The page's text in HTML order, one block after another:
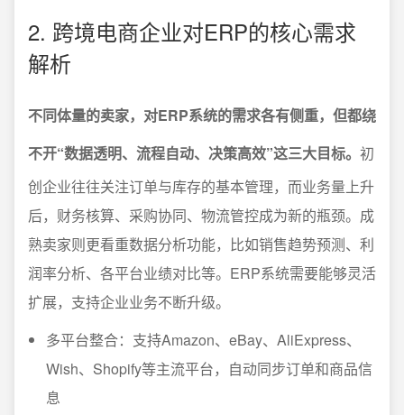
2. 跨境电商企业对ERP的核心需求
解析
不同体量的卖家，对ERP系统的需求各有侧重，但都绕
不开“数据透明、流程自动、决策高效”这三大目标。 初
创企业往往关注订单与库存的基本管理，而业务量上升
后，财务核算、采购协同、物流管控成为新的瓶颈。成
熟卖家则更看重数据分析功能，比如销售趋势预测、利
润率分析、各平台业绩对比等。ERP系统需要能够灵活
扩展，支持企业业务不断升级。
多平台整合：支持Amazon、eBay、AliExpress、
Wish、Shopify等主流平台，自动同步订单和商品信
息